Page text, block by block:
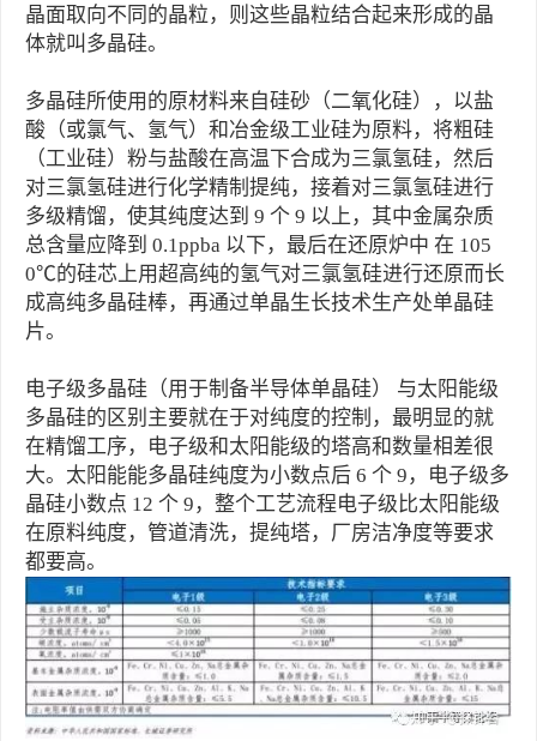
晶面取向不同的晶粒，则这些晶粒结合起来形成的晶
体就叫多晶硅。
多晶硅所使用的原材料来自硅砂（二氧化硅），以盐
酸（或氯气、氢气）和冶金级工业硅为原料，将粗硅
（工业硅）粉与盐酸在高温下合成为三氯氢硅，然后
对三氯氢硅进行化学精制提纯，接着对三氯氢硅进行
多级精馏，使其纯度达到 9 个 9 以上，其中金属杂质
总含量应降到 0.1ppba 以下，最后在还原炉中 在 105
0℃的硅芯上用超高纯的氢气对三氯氢硅进行还原而长
成高纯多晶硅棒，再通过单晶生长技术生产处单晶硅
片。
电子级多晶硅（用于制备半导体单晶硅） 与太阳能级
多晶硅的区别主要就在于对纯度的控制，最明显的就
在精馏工序，电子级和太阳能级的塔高和数量相差很
大。太阳能能多晶硅纯度为小数点后 6 个 9，电子级多
晶硅小数点 12 个 9，整个工艺流程电子级比太阳能级
在原料纯度，管道清洗，提纯塔，厂房洁净度等要求
都要高。